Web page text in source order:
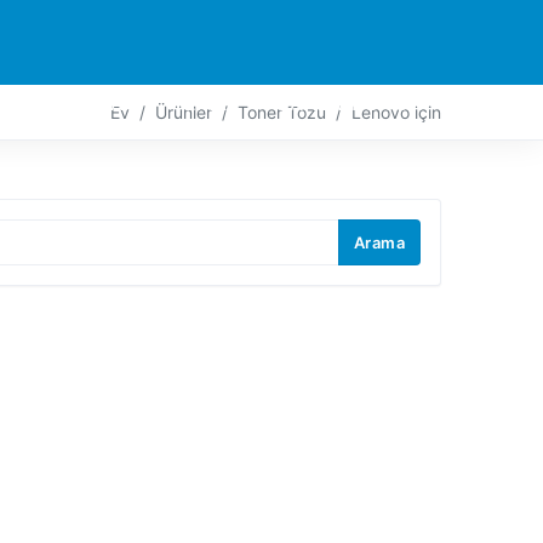
ORTAKLAR TEMAS CANLI AKSIYON
Ev Ürünler Toner Tozu Lenovo için
Arama